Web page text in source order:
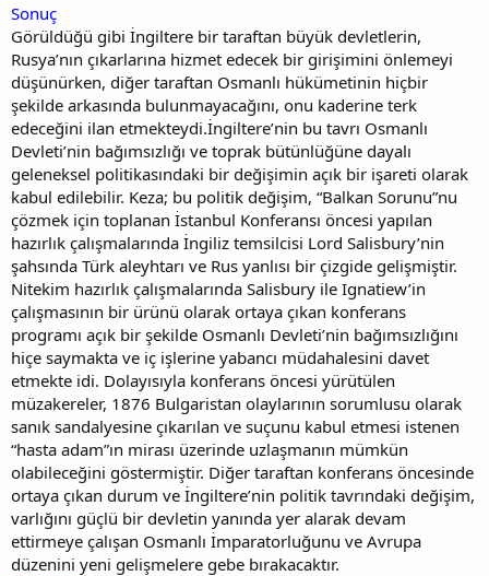
Sonuç
Görüldüğü gibi İngiltere bir taraftan büyük devletlerin,
Rusya’nın çıkarlarına hizmet edecek bir girişimini önlemeyi
düşünürken, diğer taraftan Osmanlı hükümetinin hiçbir
şekilde arkasında bulunmayacağını, onu kaderine terk
edeceğini ilan etmekteydi.İngiltere’nin bu tavrı Osmanlı
Devleti’nin bağımsızlığı ve toprak bütünlüğüne dayalı
geleneksel politikasındaki bir değişimin açık bir işareti olarak
kabul edilebilir. Keza; bu politik değişim, “Balkan Sorunu”nu
çözmek için toplanan İstanbul Konferansı öncesi yapılan
hazırlık çalışmalarında İngiliz temsilcisi Lord Salisbury’nin
şahsında Türk aleyhtarı ve Rus yanlısı bir çizgide gelişmiştir.
Nitekim hazırlık çalışmalarında Salisbury ile Ignatiew’in
çalışmasının bir ürünü olarak ortaya çıkan konferans
programı açık bir şekilde Osmanlı Devleti’nin bağımsızlığını
hiçe saymakta ve iç işlerine yabancı müdahalesini davet
etmekte idi. Dolayısıyla konferans öncesi yürütülen
müzakereler, 1876 Bulgaristan olaylarının sorumlusu olarak
sanık sandalyesine çıkarılan ve suçunu kabul etmesi istenen
“hasta adam”ın mirası üzerinde uzlaşmanın mümkün
olabileceğini göstermiştir. Diğer taraftan konferans öncesinde
ortaya çıkan durum ve İngiltere’nin politik tavrındaki değişim,
varlığını güçlü bir devletin yanında yer alarak devam
ettirmeye çalışan Osmanlı İmparatorluğunu ve Avrupa
düzenini yeni gelişmelere gebe bırakacaktır.